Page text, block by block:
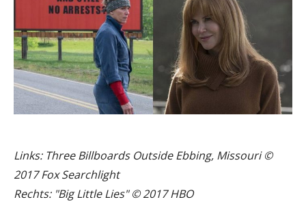
Links: Three Billboards Outside Ebbing, Missouri ©
2017 Fox Searchlight
Rechts: "Big Little Lies" © 2017 HBO